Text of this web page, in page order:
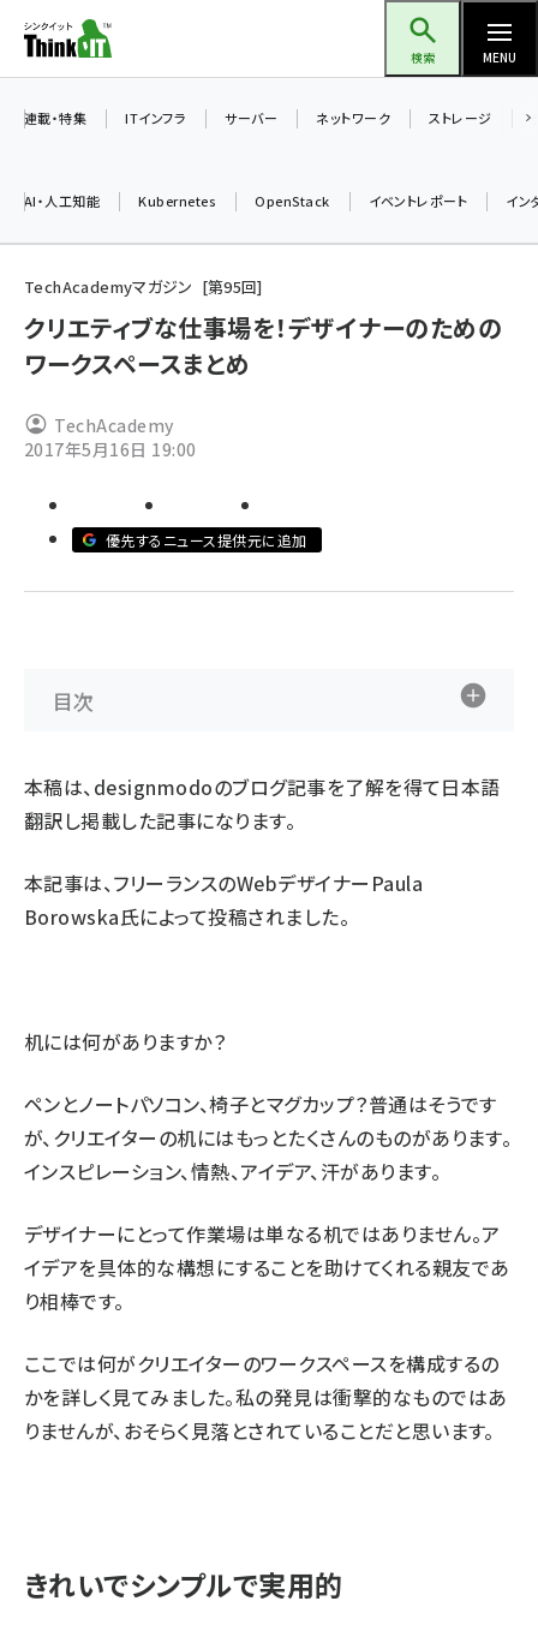
ン
ツ
検索 MENU
加藤銘のチーム貢献～仲間と築いた勝利の絆～ (2308)
iot女子会 (2273)
drupal (1947)
abc123 (1352)
連載・特集 ITインフラ サーバー ネットワーク ストレージ
AI・人工知能 Kubernetes OpenStack イベントレポート イン
TechAcademyマガジン 第95回
クリエティブな仕事場を！デザイナーのための
ワークスペースまとめ
TechAcademy
2017年5月16日 19:00
優先するニュース提供元に追加
目次
本稿は、designmodoのブログ記事を了解を得て日本語
翻訳し掲載した記事になります。
本記事は、フリーランスのWebデザイナーPaula
Borowska氏によって投稿されました。
机には何がありますか？
ペンとノートパソコン、椅子とマグカップ？普通はそうです
が、クリエイターの机にはもっとたくさんのものがあります。
インスピレーション、情熱、アイデア、汗があります。
デザイナーにとって作業場は単なる机ではありません。ア
イデアを具体的な構想にすることを助けてくれる親友であ
り相棒です。
ここでは何がクリエイターのワークスペースを構成するの
かを詳しく見てみました。私の発見は衝撃的なものではあ
りませんが、おそらく見落とされていることだと思います。
きれいでシンプルで実用的